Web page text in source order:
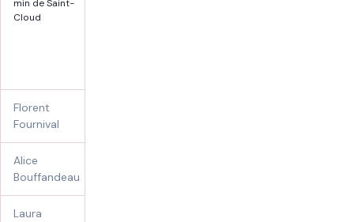
min de Saint-
Cloud
Florent
Fournival
Alice
Bouffandeau
Laura